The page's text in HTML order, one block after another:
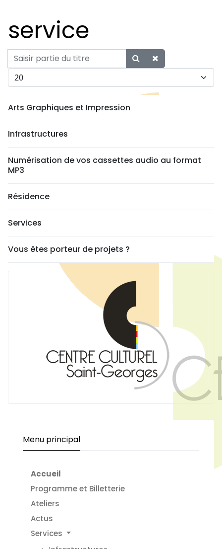
service
Saisir partie du titre
Afficher #
Arts Graphiques et Impression
Infrastructures
Numérisation de vos cassettes audio au format
MP3
Résidence
Services
Vous êtes porteur de projets ?
Menu principal
Accueil
Programme et Billetterie
Ateliers
Actus
Services